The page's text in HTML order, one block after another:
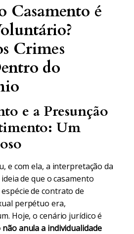
Casamento é
Crimes
do
e a Presunção
Um
e com ela, a interpretação da
de que o casamento
de contrato de
perpétuo era,
Hoje, o cenário jurídico é
anula a individualidade